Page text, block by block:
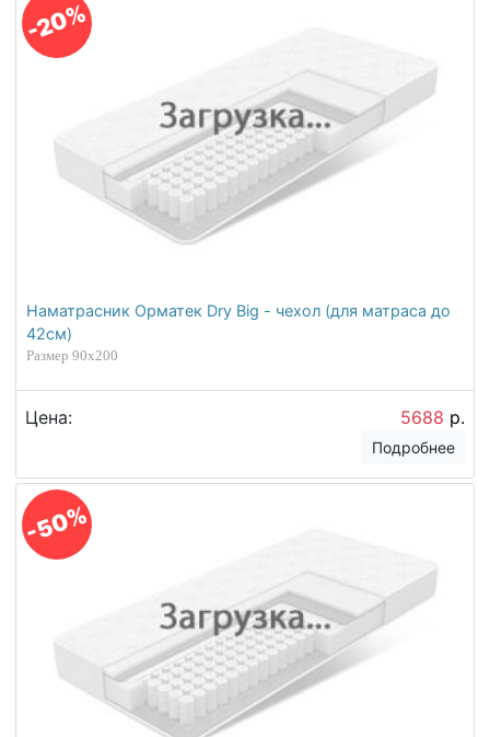
Цена:
Подробнее
Отзывы на Наматрасник
Орматек Dry - чехол (для
матраса до 27см)
Елена
Номер заказа №19222
еще и с подъемным механизмом!!! Кровать в
белом цвете подошла нам идеально. Большое
спасибо менеджеру Ольге, она подробно все
объяснила. Мы также подобрали в интернет
магазине матрас Орматек Balance S Roll с
пружинами и чехол Драй. Доставили нам все
вместе бесплатно в Новосибирск. Очень
довольна покупкой! Красивая и удобная
кровать и матрас нам с мужем подошел, как
вы хотели не сильно жесткий. А
влагозащитный чехол просто чудо, ребенок
спал с нами, на матрас ни капли не попало!